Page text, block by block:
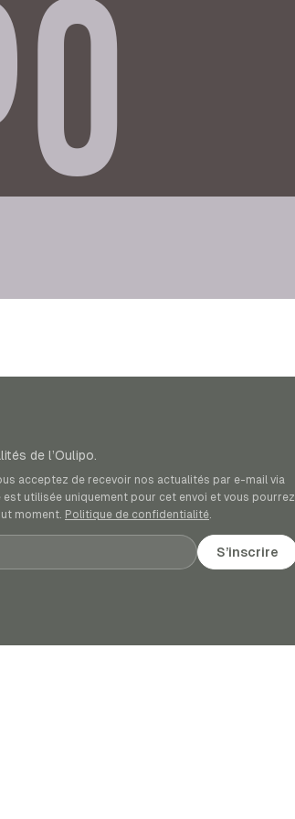
de l’Oulipo.
acceptez de recevoir nos actualités par e-mail via
est utilisée uniquement pour cet envoi et vous pourrez
moment. Politique de confidentialité.
S’inscrire